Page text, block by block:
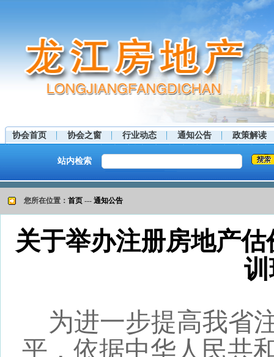
协会首页 协会之窗 行业动态 通知公告 政策解读
站内检索
您所在位置： 首页 --- 通知公告
关于举办注册房地产
为进一步提高我省
平，依据中华人民共